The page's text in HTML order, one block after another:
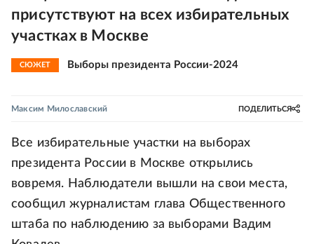
присутствуют на всех избирательных
участках в Москве
СЮЖЕТ Выборы президента России-2024
Максим Милославский ПОДЕЛИТЬСЯ
Все избирательные участки на выборах
президента России в Москве открылись
вовремя. Наблюдатели вышли на свои места,
сообщил журналистам глава Общественного
штаба по наблюдению за выборами Вадим